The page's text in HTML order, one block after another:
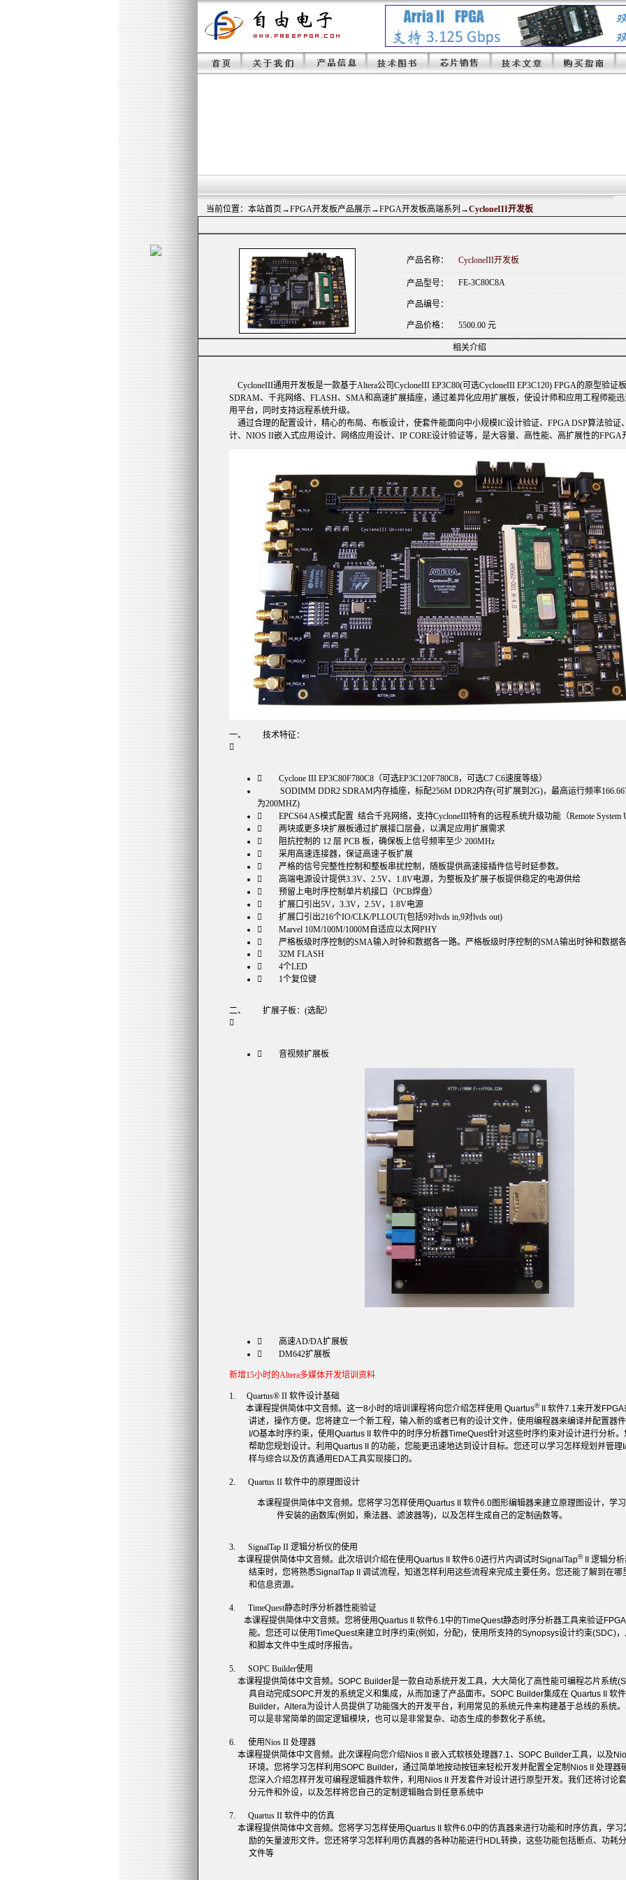
当前位置： 本站首页 →FPGA开发板产品展示→FPGA开发板高端系列→CycloneIII开发板
产品名称： CycloneIII开发板
产品型号： FE-3C80C8A
产品编号：
产品价格： 5500.00 元
相关介绍
CycloneIII通用开发板是一款基于Altera公司CycloneIII EP3C80(可选CycloneIII EP3C120) FPGA的原型验证
SDRAM、千兆网络、FLASH、SMA和高速扩展插座，通过差异化应用扩展板，使设计师和应用工程师能
用平台，同时支持远程系统升级。
通过合理的配置设计，精心的布局、布板设计，使套件能面向中小规模IC设计验证、FPGA DSP算法验证
计、NIOS II嵌入式应用设计、网络应用设计、IP CORE设计验证等，是大容量、高性能、高扩展性的FPGA
一、 技术特征：

 Cyclone III EP3C80F780C8（可选EP3C120F780C8，可选C7 C6速度等级）
SODIMM DDR2 SDRAM内存插座，标配256M DDR2内存(可扩展到2G)，最高运行频率
为200MHZ)
 EPCS64 AS模式配置 结合千兆网络，支持CycloneIII特有的远程系统升级功能（Remote System
 两块或更多块扩展板通过扩展接口层叠，以满足应用扩展需求
 阻抗控制的 12 层 PCB 板，确保板上信号频率至少 200MHz
 采用高速连接器，保证高速子板扩展
 严格的信号完整性控制和整板串扰控制，随板提供高速接插件信号时延参数。
 高端电源设计提供3.3V、2.5V、1.8V电源，为整板及扩展子板提供稳定的电源供给
 预留上电时序控制单片机接口（PCB焊盘）
 扩展口引出5V，3.3V，2.5V，1.8V电源
 扩展口引出216个IO/CLK/PLLOUT(包括9对lvds in,9对lvds out)
 Marvel 10M/100M/1000M自适应以太网PHY
 严格板级时序控制的SMA输入时钟和数据各一路。严格板级时序控制的SMA输出时钟和数据
 32M FLASH
 4个LED
 1个复位键
二、 扩展子板：(选配）

 音视频扩展板
 高速AD/DA扩展板
 DM642扩展板
新增15小时的Altera多媒体开发培训资料
1. Quartus® II 软件设计基础
本课程提供简体中文音频。这一8小时的培训课程将向您介绍怎样使用 Quartus®II 软件7.1来开发FPGA
讲述，操作方便。您将建立一个新工程，输入新的或者已有的设计文件，使用编程器来编译并配置器
I/O基本时序约束，使用Quartus II 软件中的时序分析器TimeQuest针对这些时序约束对设计进行分析
帮助您规划设计。利用Quartus II 的功能，您能更迅速地达到设计目标。您还可以学习怎样规划并管理
样与综合以及仿真通用 EDA工具实现接口的。
2. Quartus II 软件中的原理图设计
本课程提供简体中文音频。您将学习怎样使用Quartus II 软件6.0图形编辑器来建立原理图设计，学
件安装的函数库(例如，乘法器、滤波器等)，以及怎样生成自己的定制函数等。
3. SignalTap II 逻辑分析仪的使用
本课程提供简体中文音频。此次培训介绍在使用Quartus II 软件6.0进行片内调试时SignalTap®II 逻辑分
结束时，您将熟悉SignalTap II 调试流程，知道怎样利用这些流程来完成主要任务。您还能了解到在哪
和信息资源。
4. TimeQuest静态时序分析器性能验证
本课程提供简体中文音频。您将使用Quartus II 软件6.1中的TimeQuest静态时序分析器工具来验证 FPGA
能。您还可以使用TimeQuest来建立时序约束(例如，分配)，使用所支持的Synopsys设计约束(SDC)
和脚本文件中生成时序报告。
5. SOPC Builder使用
本课程提供简体中文音频。 SOPC Builder是一款自动系统开发工具，大大简化了高性能可编程芯片系统
具自动完成SOPC开发的系统定义和集成，从而加速了产品面市。 SOPC Builder集成在 Quartus II 软件
Builder， Altera为设计人员提供了功能强大的开发平台，利用常见的系统元件来构建基于总线的系统。
可以是非常简单的固定逻辑模块，也可以是非常复杂、动态生成的参数化子系统。
6. 使用Nios II 处理器
本课程提供简体中文音频。此次课程向您介绍 Nios II 嵌入式软核处理器7.1、 SOPC Builder工具，以及
环境。您将学习怎样利用SOPC Builder，通过简单地按动按钮来轻松开发并配置全定制 Nios II 处理器
您深入介绍怎样开发可编程逻辑器件软件，利用 Nios II 开发套件对设计进行原型开发。我们还将讨论
分元件和外设，以及怎样将您自己的定制逻辑融合到任意系统中
7. Quartus II 软件中的仿真
本课程提供简体中文音频。您将学习怎样使用Quartus II 软件6.0中的仿真器来进行功能和时序仿真，学
励的矢量波形文件。您还将学习怎样利用仿真器的各种功能进行HDL转换，这些功能包括断点、功耗
文件等